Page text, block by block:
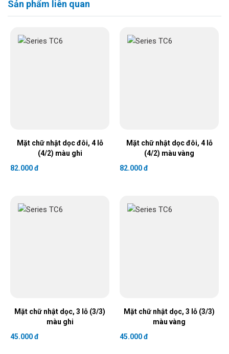
Sản phẩm liên quan
Mặt chữ nhật dọc đôi, 4 lỗ
(4/2) màu ghi
82.000 đ
Mặt chữ nhật dọc đôi, 4 lỗ
(4/2) màu vàng
82.000 đ
Mặt chữ nhật dọc, 3 lỗ (3/3)
màu ghi
45.000 đ
Mặt chữ nhật dọc, 3 lỗ (3/3)
màu vàng
45.000 đ